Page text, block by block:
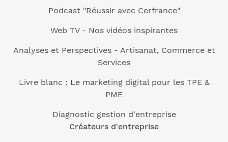
Podcast "Réussir avec Cerfrance"
Web TV - Nos vidéos inspirantes
Analyses et Perspectives - Artisanat, Commerce et
Services
Livre blanc : Le marketing digital pour les TPE &
PME
Diagnostic gestion d'entreprise
Créateurs d'entreprise